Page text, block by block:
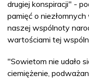
drugiej konspiracji" -
pamięć o
naszej wspólnoty
wartościami tej
"Sowietom nie udało
ciemiężenie,